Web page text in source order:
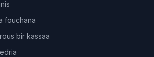
fouchana
bir kassaa